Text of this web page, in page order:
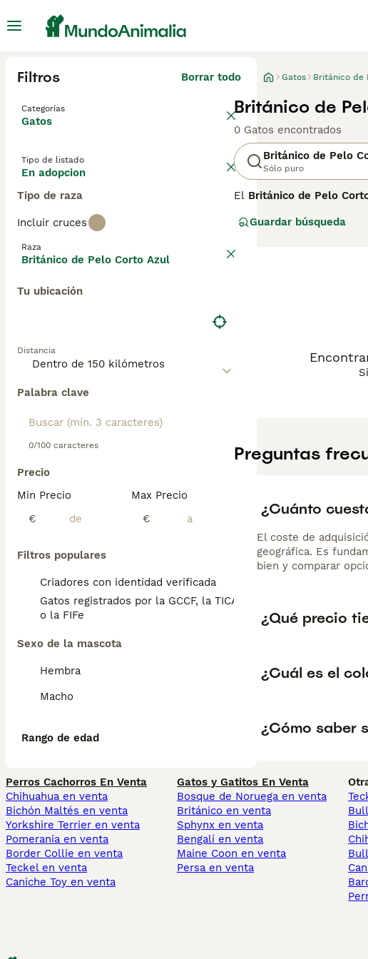
Filtros Borrar todo
Categorías
Gatos
Tipo de listado
En adopcion
Tipo de raza
Incluir cruces
Raza
Británico de Pelo Corto Azul
Tu ubicación
Distancia
Palabra clave
0/100 caracteres
Precio
Min Precio
€
Max Precio
€
Filtros populares
Criadores con identidad verificada
Gatos registrados por la GCCF, la TICA
o la FIFe
Sexo de la mascota
Hembra
Macho
Rango de edad
Gatos Británico de
Británico de
0 Gatos encontrados
Británico de Pelo
Sólo puro
El Británico de Pelo
grandes ojos dorados o
francés — ambas razas
Shorthair y el Chartreux
El British Blue es un
suave al tacto. Su
convivir bien con otros
cepillado semanal. Es
Guardar búsqueda
Preguntas
¿Cuánto
El coste de
geográfica. Es
bien y comparar
¿Qué precio
¿Cuál es el
¿Cómo saber
Perros Cachorros En Venta
Chihuahua en venta
Bichón Maltés en venta
Yorkshire Terrier en venta
Pomerania en venta
Border Collie en venta
Teckel en venta
Caniche Toy en venta
Gatos y Gatitos En Venta
Bosque de Noruega en venta
Británico en venta
Sphynx en venta
Bengalí en venta
Maine Coon en venta
Persa en venta